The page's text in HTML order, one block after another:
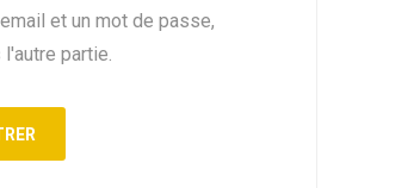
et un mot de passe,
partie.